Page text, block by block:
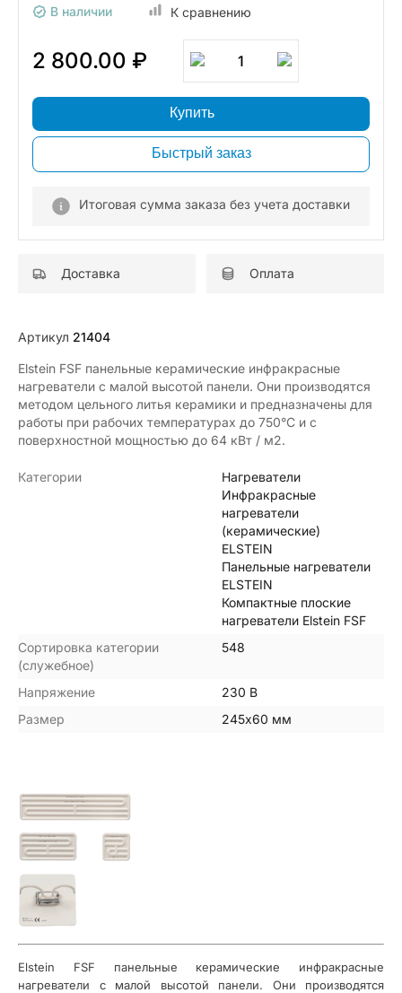
В наличии К сравнению
2 800.00 ₽ 1
Купить
Быстрый заказ
Итоговая сумма заказа без учета доставки
Доставка Оплата
Артикул 21404
Elstein FSF панельные керамические инфракрасные
нагреватели с малой высотой панели. Они производятся
методом цельного литья керамики и предназначены для
работы при рабочих температурах до 750°С и с
поверхностной мощностью до 64 кВт / м2.
Категории
Нагреватели
Инфракрасные
нагреватели
(керамические)
ELSTEIN
Панельные нагреватели
ELSTEIN
Компактные плоские
нагреватели Elstein FSF
Сортировка категории
(служебное)
548
Напряжение
230 В
Размер
245х60 мм
Elstein FSF панельные керамические инфракрасные
нагреватели с малой высотой панели. Они производятся